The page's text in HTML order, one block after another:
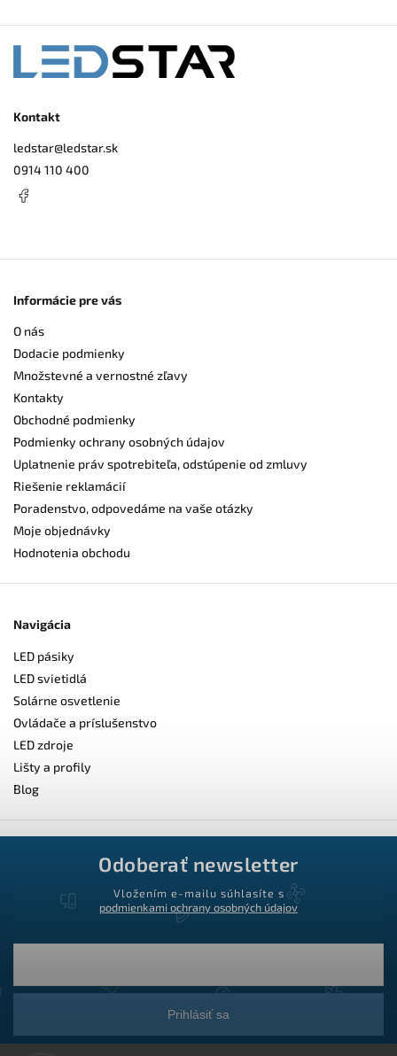
Kontakt
ledstar@ledstar.sk
0914 110 400
Informácie pre vás
O nás
Dodacie podmienky
Množstevné a vernostné zľavy
Kontakty
Obchodné podmienky
Podmienky ochrany osobných údajov
Uplatnenie práv spotrebiteľa, odstúpenie od zmluvy
Riešenie reklamácií
Poradenstvo, odpovedáme na vaše otázky
Moje objednávky
Hodnotenia obchodu
Navigácia
LED pásiky
LED svietidlá
Solárne osvetlenie
Ovládače a príslušenstvo
LED zdroje
Lišty a profily
Blog
Odoberať newsletter
Vložením e-mailu súhlasíte s
podmienkami ochrany osobných údajov
Prihlásiť sa